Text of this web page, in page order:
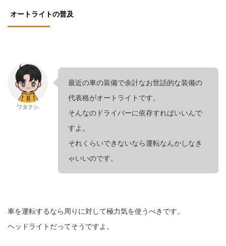
オートライトの普及
ワタクシ
最近の車の装備で余計なお世話的な装備の
代表格がオートライトです。
そんなのドライバーに依存すればいいんで
すよ。
それくらいできないなら運転なんかしなき
ゃいいのです。
車を運転するなら周りに対して極力気を使うべきです。
ヘッドライトだってそうですよ。